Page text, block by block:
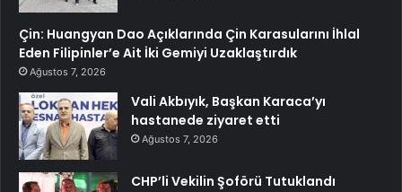
Çin: Huangyan Dao Açıklarında Çin Karasularını İhlal
Eden Filipinler’e Ait İki Gemiyi Uzaklaştırdık
Ağustos 7, 2026
Vali Akbıyık, Başkan Karaca’yı
hastanede ziyaret etti
Ağustos 7, 2026
CHP’li Vekilin Şoförü Tutuklandı